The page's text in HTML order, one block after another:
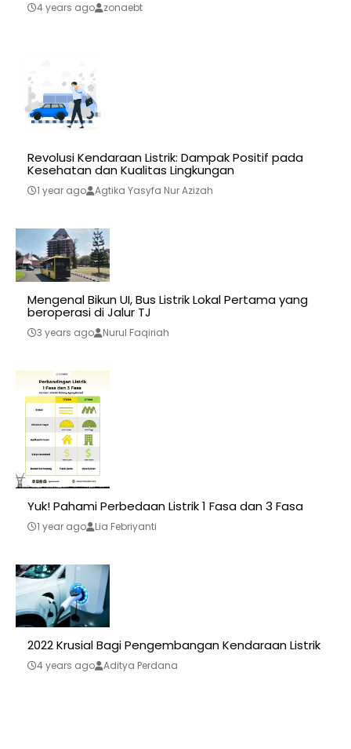
4 years ago zonaebt
Revolusi Kendaraan Listrik: Dampak Positif pada
Kesehatan dan Kualitas Lingkungan
1 year ago Agtika Yasyfa Nur Azizah
Mengenal Bikun UI, Bus Listrik Lokal Pertama yang
beroperasi di Jalur TJ
3 years ago Nurul Faqiriah
Yuk! Pahami Perbedaan Listrik 1 Fasa dan 3 Fasa
1 year ago Lia Febriyanti
2022 Krusial Bagi Pengembangan Kendaraan Listrik
4 years ago Aditya Perdana